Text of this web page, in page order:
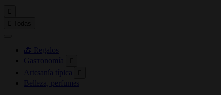
🎁 Regalos
Gastronomía
Artesanía típica
Belleza, perfumes